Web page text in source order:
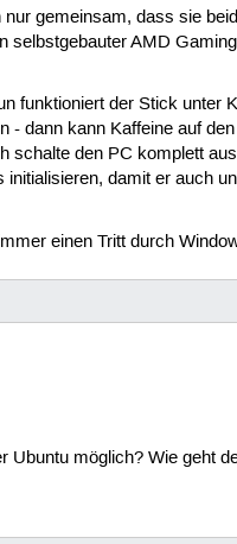
gemeinsam, dass sie
selbstgebauter AMD
funktioniert der Stick unter
- dann kann Kaffeine auf
den PC komplett
damit er auch
einen Tritt durch
möglich? Wie geht